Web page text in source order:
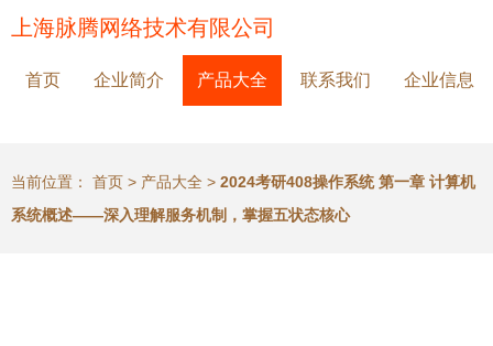
上海脉腾网络技术有限公司
首页 企业简介 产品大全 联系我们 企业信息
当前位置： 首页 > 产品大全 > 2024考研408操作系统 第一章 计算机
系统概述——深入理解服务机制，掌握五状态核心